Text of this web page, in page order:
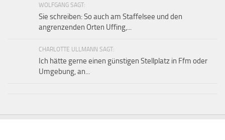
WOLFGANG SAGT:
Sie schreiben: So auch am Staffelsee und den
angrenzenden Orten Uffing,...
CHARLOTTE ULLMANN SAGT:
Ich hätte gerne einen günstigen Stellplatz in Ffm oder
Umgebung, an...